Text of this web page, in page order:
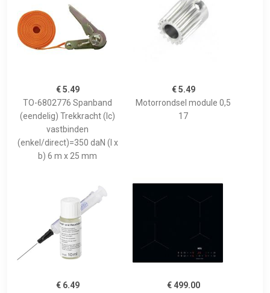
€ 5.49
TO-6802776 Spanband
(eendelig) Trekkracht (lc)
vastbinden
(enkel/direct)=350 daN (l x
b) 6 m x 25 mm
€ 5.49
Motorrondsel module 0,5
17
€ 6.49
€ 499.00